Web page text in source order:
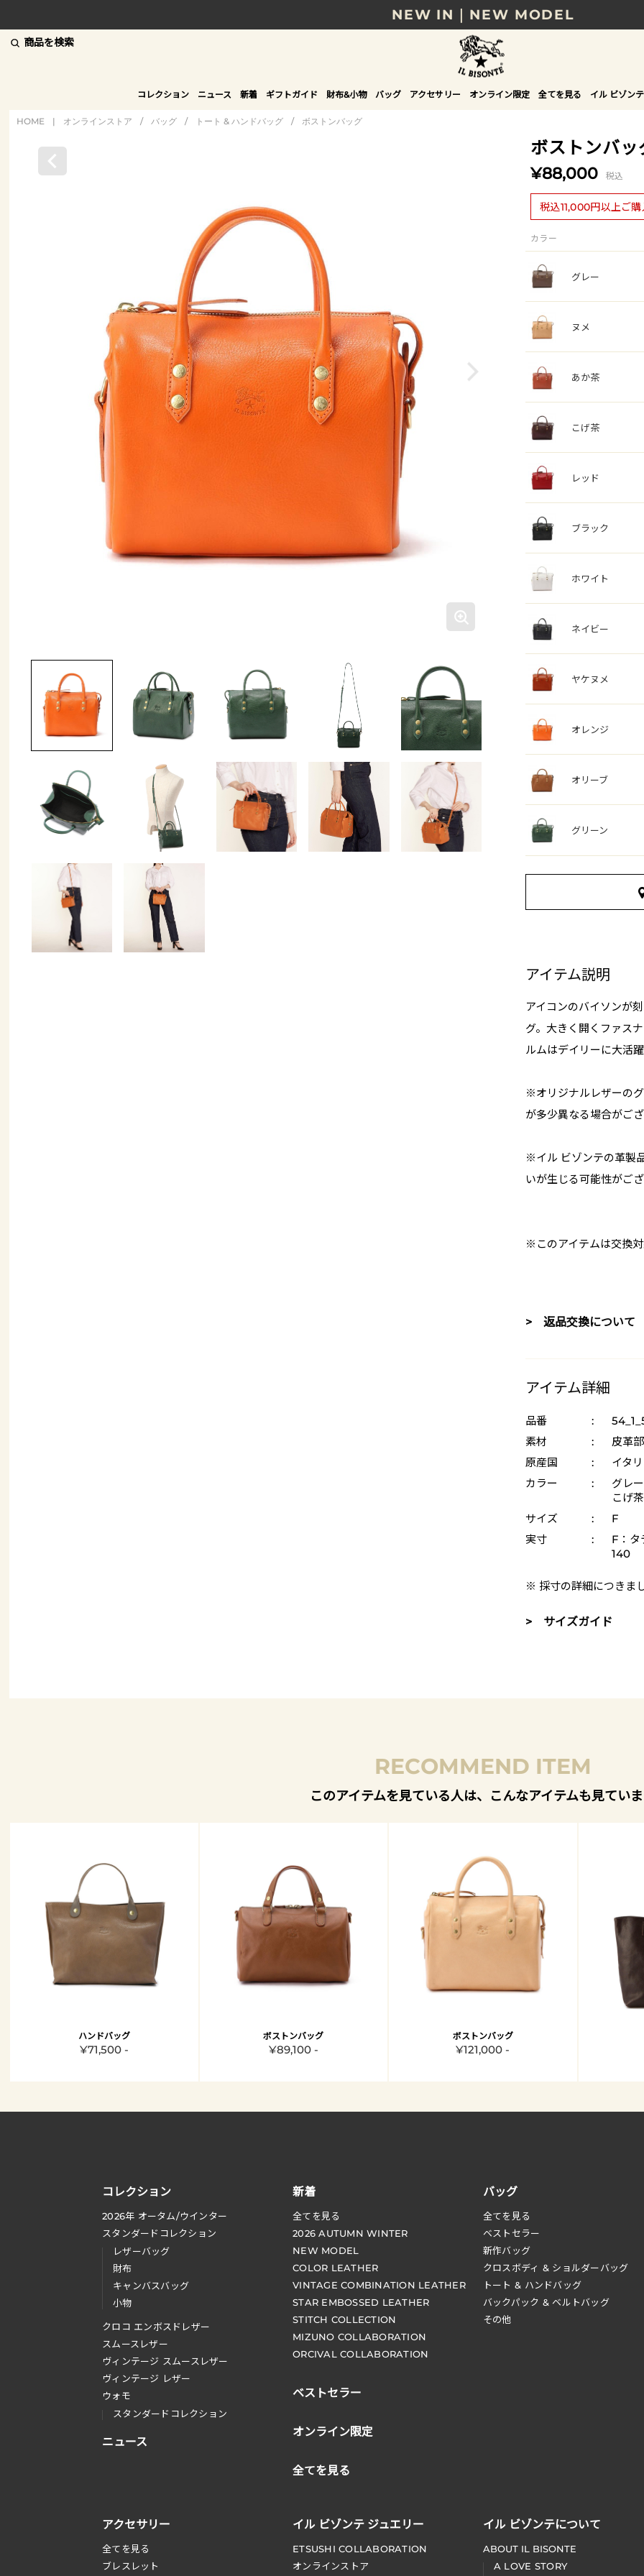
NEW IN｜NEW MODEL
8/17(月)10時まで｜税込11,000円以上で送料無
贈る相手やシーンから選べる、新しいギフトガ
NEW IN｜COLOR LEATHER
商品を検索
コレクション ニュース 新着 ギフトガイド 財布&小物 バッグ アクセサリー オンライン限定 全てを見る イル ビゾン
HOME | オンラインストア / バッグ / トート & ハンドバッグ / ボストンバッグ
ボストンバッ
¥88,000 税込
税込11,000円以上ご
カラー
グレー
ヌメ
あか茶
こげ茶
レッド
ブラック
ホワイト
ネイビー
ヤケヌメ
オレンジ
オリーブ
グリーン
アイテム説明
アイコンのバイソンが
グ。大きく開くファス
ルムはデイリーに大活
※オリジナルレザーの
が多少異なる場合がご
※イル ビゾンテの革製
いが生じる可能性がご
※このアイテムは交換
> 返品交換について
アイテム詳細
品番 :
素材
:
皮革
原産国
:
イタ
カラー
:
グレ
こげ
サイズ
:
F
実寸
:
F：タ
140
※ 採寸の詳細につきま
> サイズガイド
RECOMMEND ITEM
このアイテムを見ている人は、こんなアイテムも見てい
ハンドバッグ
¥71,500 -
ボストンバッグ
¥89,100 -
ボストンバッグ
¥121,000 -
コレクション
2026年 オータム/ウインター
スタンダードコレクション
レザーバッグ
財布
キャンバスバッグ
小物
クロコ エンボスドレザー
スムースレザー
ヴィンテージ スムースレザー
ヴィンテージ レザー
ウォモ
スタンダードコレクション
ニュース
新着
全てを見る
2026 AUTUMN WINTER
NEW MODEL
COLOR LEATHER
VINTAGE COMBINATION LEATHER
STAR EMBOSSED LEATHER
STITCH COLLECTION
MIZUNO COLLABORATION
ORCIVAL COLLABORATION
ベストセラー
オンライン限定
全てを見る
バッグ
全てを見る
ベストセラー
新作バッグ
クロスボディ & ショルダーバッグ
トート & ハンドバッグ
バックパック & ベルトバッグ
その他
アクセサリー
全てを見る
ブレスレット
イル ビゾンテ ジュエリー
ETSUSHI COLLABORATION
オンラインストア
イル ビゾンテについて
ABOUT IL BISONTE
A LOVE STORY